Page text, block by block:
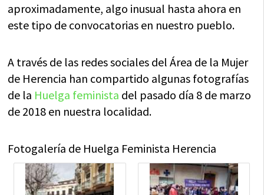
aproximadamente, algo inusual hasta ahora en
este tipo de convocatorias en nuestro pueblo.
A través de las redes sociales del Área de la Mujer
de Herencia han compartido algunas fotografías
de la Huelga feminista del pasado día 8 de marzo
de 2018 en nuestra localidad.
Fotogalería de Huelga Feminista Herencia